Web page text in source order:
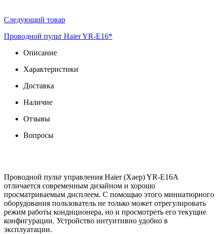
Следующий товар
Проводной пульт Haier YR-E16*
Описание
Характеристики
Доставка
Наличие
Отзывы
Вопросы
Проводной пульт управления Haier (Хаер) YR-E16A
отличается современным дизайном и хорошо
просматриваемым дисплеем. С помощью этого миниатюрного
оборудования пользователь не только может отрегулировать
режим работы кондиционера, но и просмотреть его текущие
конфигурации. Устройство интуитивно удобно в
эксплуатации.